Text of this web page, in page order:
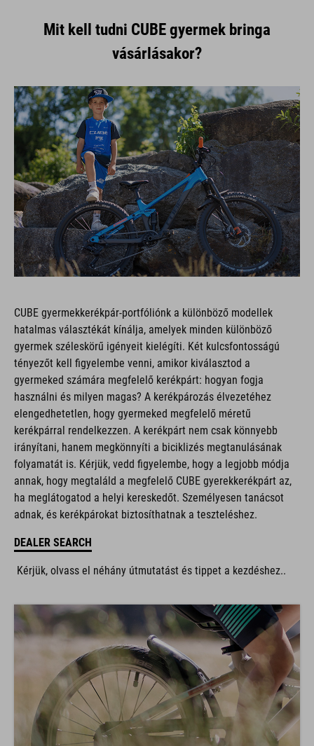
Mit kell tudni CUBE gyermek bringa
vásárlásakor?
CUBE gyermekkerékpár-portfóliónk a különböző modellek
hatalmas választékát kínálja, amelyek minden különböző
gyermek széleskörű igényeit kielégíti. Két kulcsfontosságú
tényezőt kell figyelembe venni, amikor kiválasztod a
gyermeked számára megfelelő kerékpárt: hogyan fogja
használni és milyen magas? A kerékpározás élvezetéhez
elengedhetetlen, hogy gyermeked megfelelő méretű
kerékpárral rendelkezzen. A kerékpárt nem csak könnyebb
irányítani, hanem megkönnyíti a biciklizés megtanulásának
folyamatát is. Kérjük, vedd figyelembe, hogy a legjobb módja
annak, hogy megtaláld a megfelelő CUBE gyerekkerékpárt az,
ha meglátogatod a helyi kereskedőt. Személyesen tanácsot
adnak, és kerékpárokat biztosíthatnak a teszteléshez.
DEALER SEARCH
Kérjük, olvass el néhány útmutatást és tippet a kezdéshez..